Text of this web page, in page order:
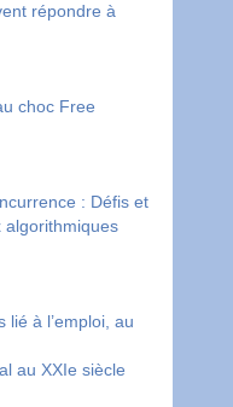
répondre à
choc Free
: Défis et
algorithmiques
lié à l’emploi, au
au XXIe siècle